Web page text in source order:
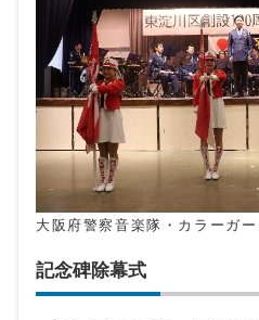
大阪府警察音楽隊・カラーガ
記念碑除幕式